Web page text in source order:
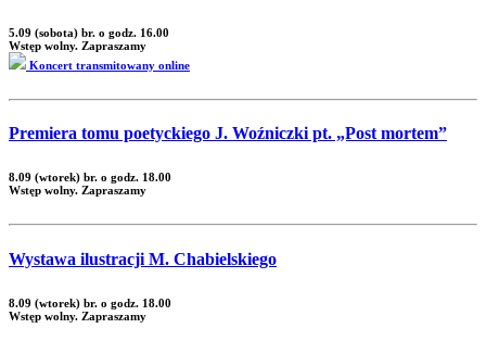
5.09 (sobota) br. o godz. 16.00
Wstęp wolny. Zapraszamy
Koncert transmitowany online
Premiera tomu poetyckiego J. Woźniczki pt. „Post mortem”
8.09 (wtorek) br. o godz. 18.00
Wstęp wolny. Zapraszamy
Wystawa ilustracji M. Chabielskiego
8.09 (wtorek) br. o godz. 18.00
Wstęp wolny. Zapraszamy